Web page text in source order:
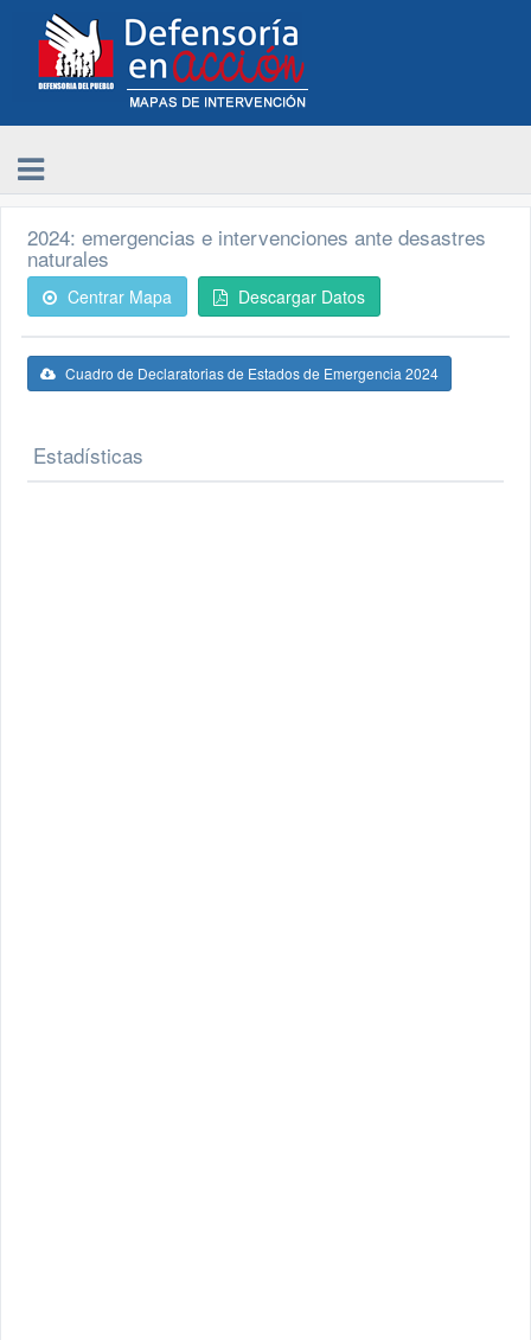
2024: emergencias e intervenciones ante desastres
naturales
Centrar Mapa Descargar Datos
Cuadro de Declaratorias de Estados de Emergencia 2024
Estadísticas